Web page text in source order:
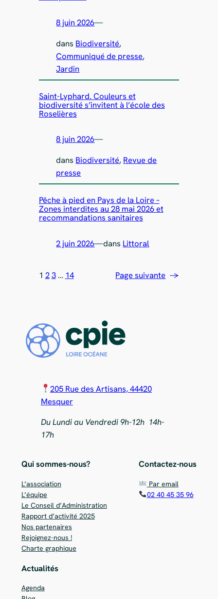
8 juin 2026—
dans Biodiversité
Communiqué de presse
Jardin
Saint-Lyphard. Couleurs et
biodiversité s’invitent à l’école des
Roselières
8 juin 2026—
dans Biodiversité, Revue de
presse
Pêche à pied en Pays de la Loire –
Zones interdites au 28 mai 2026 et
recommandations sanitaires
2 juin 2026—dans Littoral
1 23 … 14 Page suivante →
205 Rue des Artisans, 44420
Mesquer
Du Lundi au Vendredi 9h-12h 14h-
17h
Qui sommes-nous?
L’association
L’équipe
Le Conseil d’Administration
Rapport d’activité 2025
Nos partenaires
Rejoignez-nous !
Charte graphique
Contactez-nous
Par email
02 40 45 35 96
Actualités
Agenda